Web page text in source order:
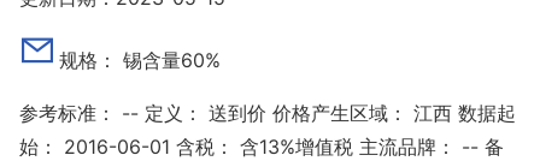
规格： 锡含量60%
参考标准： -- 定义： 送到价 价格产生区域： 江西 数据起
始：
2016-06-01 含税： 含13%增值税 主流品牌： -- 备